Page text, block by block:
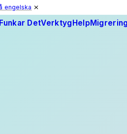
DetVerktygHelp
engelska